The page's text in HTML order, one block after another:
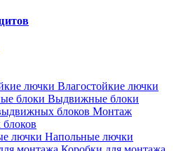
Влагостойкие лючки
Выдвижные блоки
Монтаж
Напольные лючки